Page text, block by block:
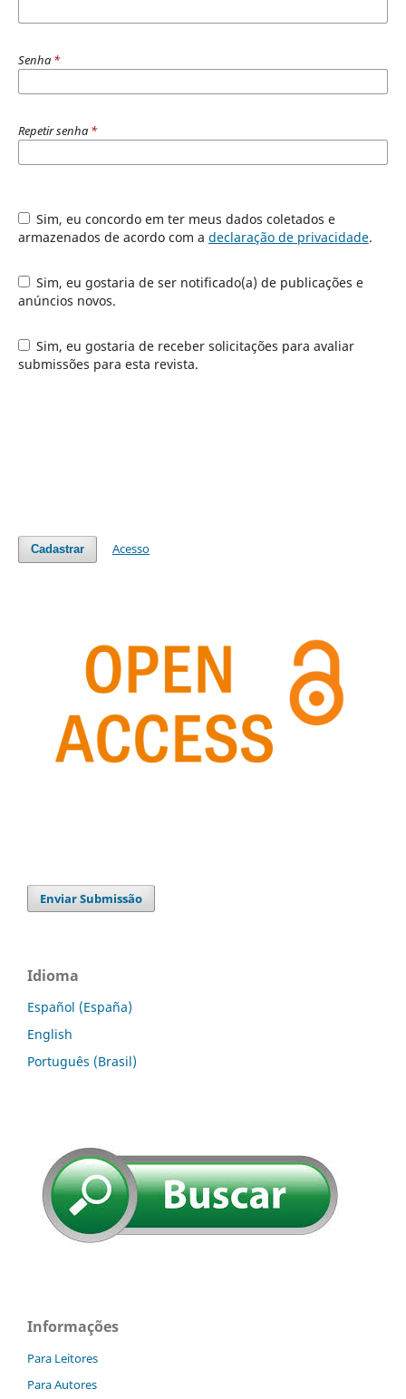
Senha *
Repetir senha *
Sim, eu concordo em ter meus dados coletados e
armazenados de acordo com a declaração de privacidade.
Sim, eu gostaria de ser notificado(a) de publicações e
anúncios novos.
Sim, eu gostaria de receber solicitações para avaliar
submissões para esta revista.
Cadastrar Acesso
Enviar Submissão
Idioma
Español (España)
English
Português (Brasil)
Informações
Para Leitores
Para Autores